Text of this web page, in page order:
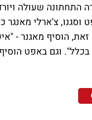
התחתונה שעולה
וסגנו,צ'ארלי מאנגר
וגם באפט